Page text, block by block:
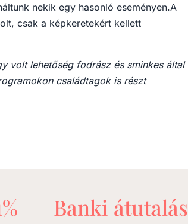
nekik egy hasonló eseményen.A
csak a képkeretekért kellett
volt lehetőség fodrász és sminkes által
családtagok is részt
Banki átutalás